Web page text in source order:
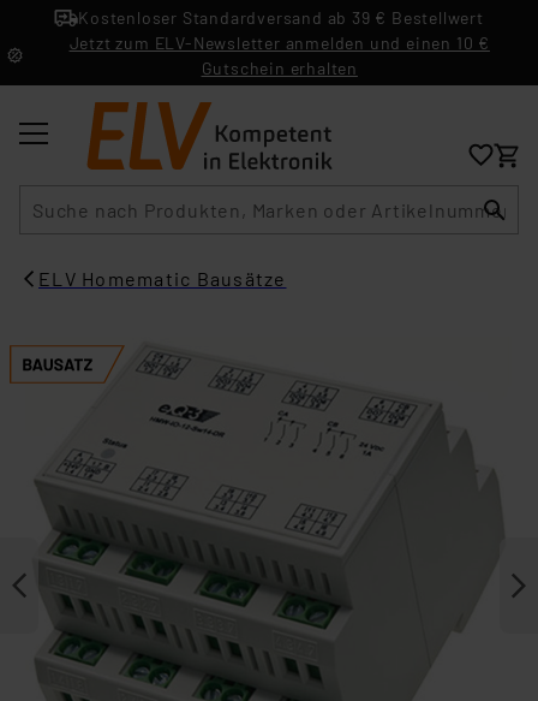
Kostenloser Standardversand ab 39 € Bestellwert
Jetzt zum ELV-Newsletter anmelden und einen 10 €
Gutschein erhalten
ELV Homematic Bausätze